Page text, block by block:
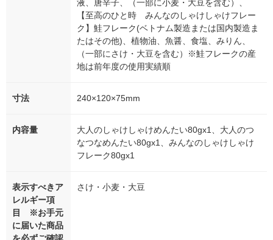
液、唐辛子、（一部に小麦・大豆を含む）、
【至高のひと時 みんなのしゃけしゃけフレー
ク】鮭フレーク(ベトナム製造または国内製造ま
たはその他)、植物油、魚醤、食塩、みりん、
（一部にさけ・大豆を含む）※鮭フレークの産
地は前年度の使用実績順
寸法 240×120×75mm
内容量
大人のしゃけしゃけめんたい80gx1、大人のつ
なつなめんたい80gx1、みんなのしゃけしゃけ
フレーク80gx1
表示すべきア
レルギー項
目 ※お手元
に届いた商品
さけ・小麦・大豆